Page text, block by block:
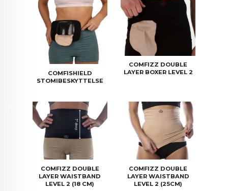
COMFISHIELD
STOMIBESKYTTELSE
COMFIZZ DOUBLE
LAYER BOXER LEVEL 2
COMFIZZ DOUBLE
LAYER WAISTBAND
LEVEL 2 (18 CM)
COMFIZZ DOUBLE
LAYER WAISTBAND
LEVEL 2 (25CM)